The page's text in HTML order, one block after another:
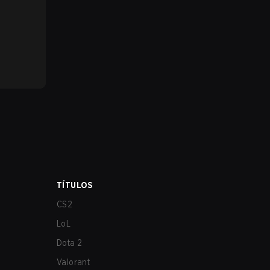
TÍTULOS
CS2
LoL
Dota 2
Valorant